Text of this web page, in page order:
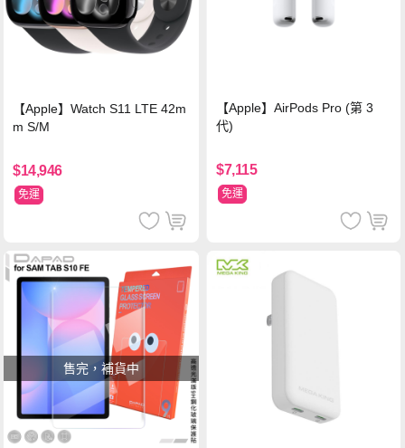
【Apple】Watch S11 LTE 42m
m S/M
$14,946
免運
【Apple】AirPods Pro (第 3
代)
$7,115
免運
售完，補貨中